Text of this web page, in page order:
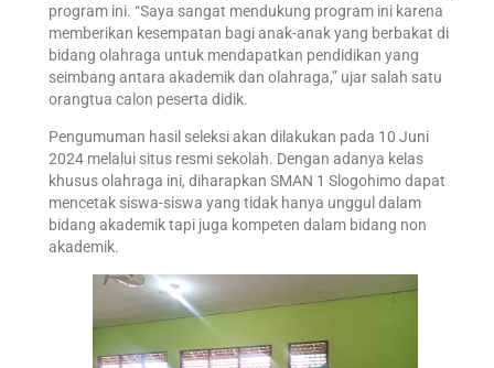
program ini. “Saya sangat mendukung program ini karena
memberikan kesempatan bagi anak-anak yang berbakat di
bidang olahraga untuk mendapatkan pendidikan yang
seimbang antara akademik dan olahraga,” ujar salah satu
orangtua calon peserta didik.
Pengumuman hasil seleksi akan dilakukan pada 10 Juni
2024 melalui situs resmi sekolah. Dengan adanya kelas
khusus olahraga ini, diharapkan SMAN 1 Slogohimo dapat
mencetak siswa-siswa yang tidak hanya unggul dalam
bidang akademik tapi juga kompeten dalam bidang non
akademik.